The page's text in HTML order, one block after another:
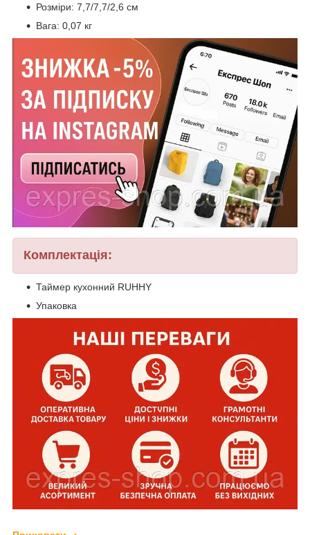
Розміри: 7,7/7,7/2,6 см
Вага: 0,07 кг
Комплектація:
Таймер кухонний RUHHY
Упаковка